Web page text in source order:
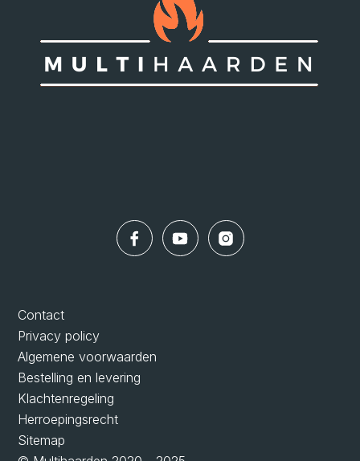
Contact
Privacy policy
Algemene voorwaarden
Bestelling en levering
Klachtenregeling
Herroepingsrecht
Sitemap